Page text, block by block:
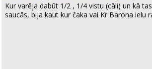
Kur varēja dabūt 1/2 , 1/4 vistu (cāli) un kā
saucās, bija kaut kur čaka vai Kr Barona ielu